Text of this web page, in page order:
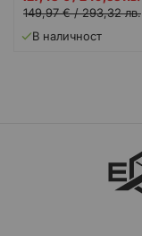
цена
149,97 €/293,32 лв.
В наличност